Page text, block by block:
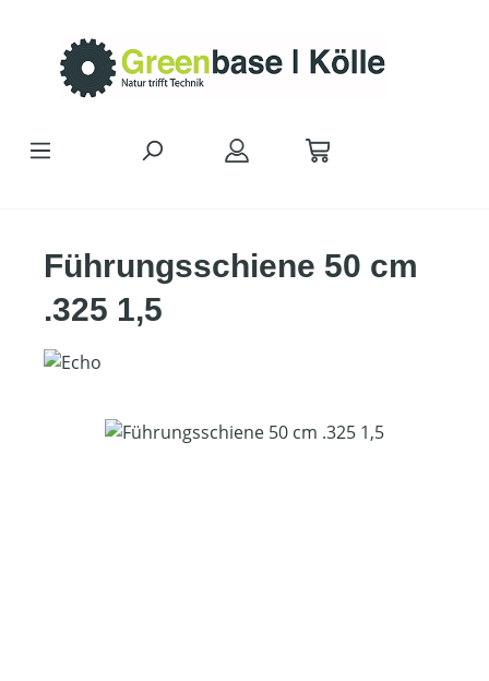
Führungsschiene 50 cm
.325 1,5
Bildergalerie überspringen